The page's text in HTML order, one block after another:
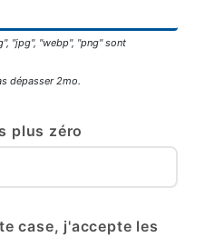
"jpg", "webp", "png" sont
dépasser 2mo.
plus zéro
case, j'accepte les